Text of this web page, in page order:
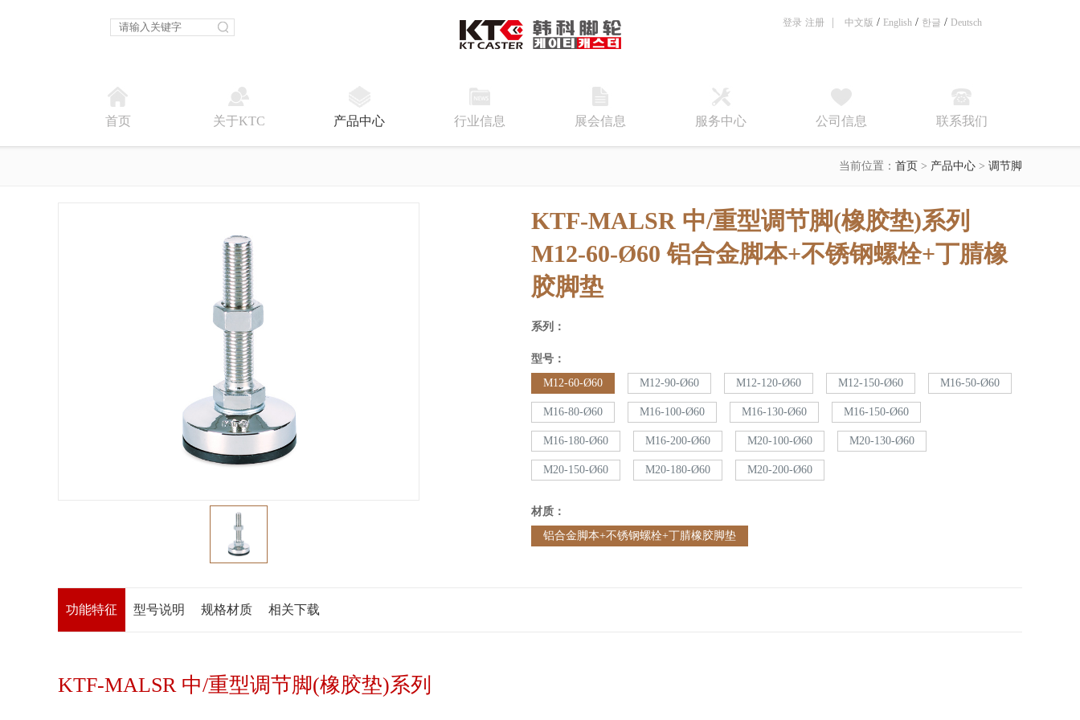
登录 注册 中文版 / English / 한글 / Deutsch
首页 关于KTC 产品中心 行业信息 展会信息 服务中心 公司信息 联系我们
当前位置： 首页 > 产品中心 > 调节脚
KTF-MALSR 中/重型调节脚(橡胶垫)系列
M12-60-Ø60 铝合金脚本+不锈钢螺栓+丁腈橡
胶脚垫
系列：
型号：
M12-60-Ø60
M12-90-Ø60 M12-120-Ø60 M12-150-Ø60 M16-50-Ø60
M16-80-Ø60 M16-100-Ø60 M16-130-Ø60 M16-150-Ø60
M16-180-Ø60 M16-200-Ø60 M20-100-Ø60 M20-130-Ø60
M20-150-Ø60 M20-180-Ø60 M20-200-Ø60
材质：
铝合金脚本+不锈钢螺栓+丁腈橡胶脚垫
功能特征 型号说明 规格材质 相关下载
KTF-MALSR 中/重型调节脚(橡胶垫)系列